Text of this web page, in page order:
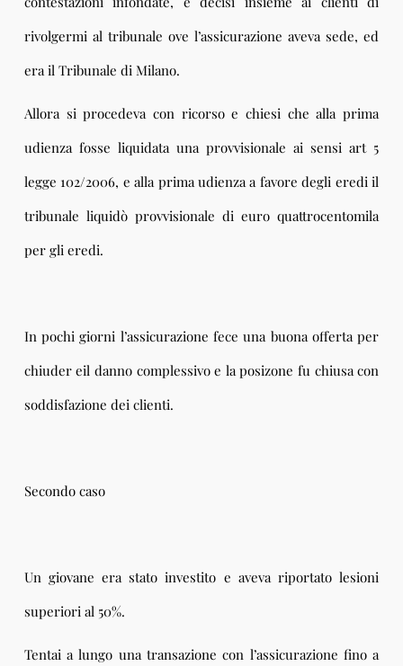
rivolgermi al tribunale ove l’assicurazione aveva sede, ed
era il Tribunale di Milano.
Allora si procedeva con ricorso e chiesi che alla prima
udienza fosse liquidata una provvisionale ai sensi art 5
legge 102/2006, e alla prima udienza a favore degli eredi il
tribunale liquidò provvisionale di euro quattrocentomila
per gli eredi.
In pochi giorni l’assicurazione fece una buona offerta per
chiuder eil danno complessivo e la posizone fu chiusa con
soddisfazione dei clienti.
Secondo caso
Un giovane era stato investito e aveva riportato lesioni
superiori al 50%.
Tentai a lungo una transazione con l’assicurazione fino a